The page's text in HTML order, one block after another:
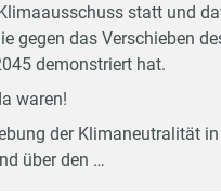
statt und
gegen das Verschieben
demonstriert hat.
waren!
der Klimaneutralität
über den …